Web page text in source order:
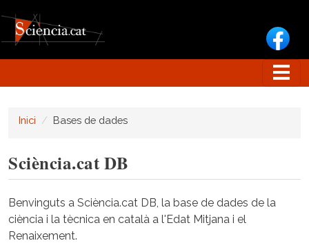
Inici Bases de dades
Sciència.cat DB
Benvinguts a Sciència.cat DB, la base de dades de la
ciència i la tècnica en català a l'Edat Mitjana i el
Renaixement.